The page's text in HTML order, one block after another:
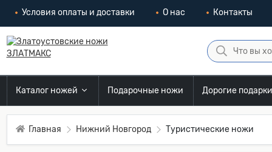
Условия оплаты и доставки О нас Контакты
Каталог ножей Подарочные ножи Дорогие подарки
Главная Нижний Новгород Туристические ножи